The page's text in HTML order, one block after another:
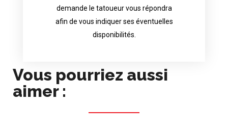
demande le tatoueur vous répondra
afin de vous indiquer ses éventuelles
disponibilités.
Contact directly the artist of your
choice because most are in great
Vous pourriez aussi
aimer :